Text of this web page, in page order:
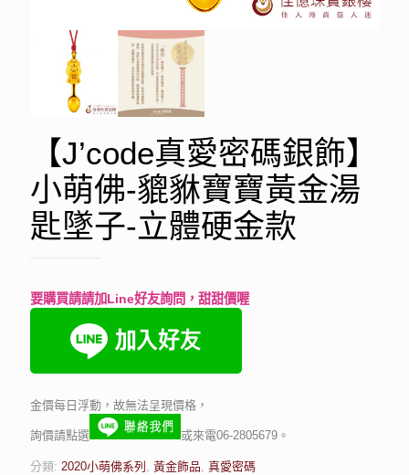
【J’code真愛密碼銀飾】
小萌佛-貔貅寶寶黃金湯
匙墜子-立體硬金款
要購買請請加Line好友詢問，甜甜價喔
金價每日浮動，故無法呈現價格，
詢價請點選 或來電06-2805679。
分類: 2020小萌佛系列 , 黃金飾品, 真愛密碼